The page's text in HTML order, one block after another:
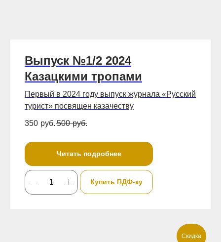
Выпуск №1/2 2024
Казацкими тропами
Первый в 2024 году выпуск журнала «Русский
турист» посвящен казачеству
350 руб. 500 руб.
Читать подробнее
Купить ПДФ-ку
Скидка